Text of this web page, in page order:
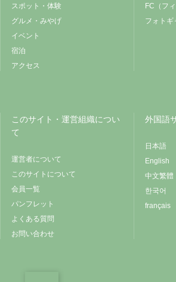
スポット・体験
グルメ・みやげ
イベント
宿泊
アクセス
FC（フ
フォトギ
このサイト・運営組織につい
て
運営者について
このサイトについて
会員一覧
パンフレット
よくある質問
お問い合わせ
外国語
日本語
English
中文繁體
한국어
français